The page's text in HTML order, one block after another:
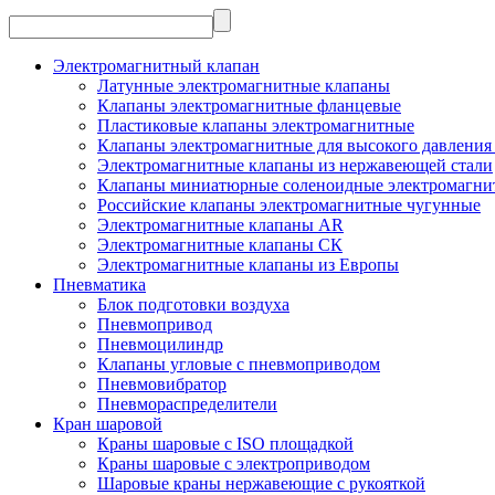
Электромагнитный клапан
Латунные электромагнитные клапаны
Клапаны электромагнитные фланцевые
Пластиковые клапаны электромагнитные
Клапаны электромагнитные для высокого давления
Электромагнитные клапаны из нержавеющей стали
Клапаны миниатюрные соленоидные
Российские клапаны электромагнитные чугунные
Электромагнитные клапаны AR
Электромагнитные клапаны СК
Электромагнитные клапаны из Европы
Пневматика
Блок подготовки воздуха
Пневмопривод
Пневмоцилиндр
Клапаны угловые с пневмоприводом
Пневмовибратор
Пневмораспределители
Кран шаровой
Краны шаровые с ISO площадкой
Краны шаровые с электроприводом
Шаровые краны нержавеющие с рукояткой